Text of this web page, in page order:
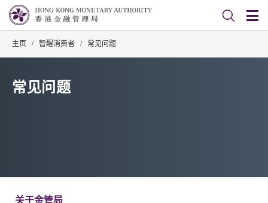
主页 / 智醒消费者 / 常见问题
常见问题
关于金管局